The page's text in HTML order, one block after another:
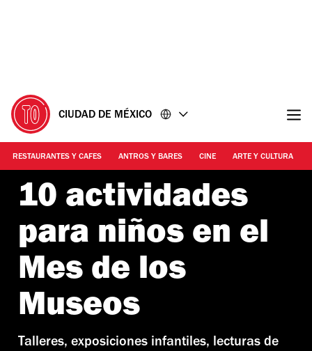
CIUDAD DE MÉXICO
RESTAURANTES Y CAFES ANTROS Y BARES CINE ARTE Y CULTURA
10 actividades
para niños en el
Mes de los
Museos
Talleres, exposiciones infantiles, lecturas de